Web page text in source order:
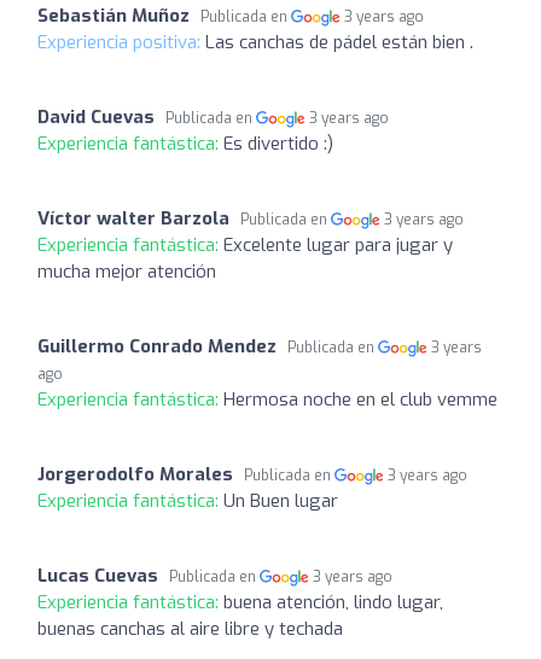
Sebastián Muñoz Publicada en 3 years ago
Experiencia positiva: Las canchas de pádel están bien .
David Cuevas Publicada en 3 years ago
Experiencia fantástica: Es divertido :)
Víctor walter Barzola Publicada en 3 years ago
Experiencia fantástica: Excelente lugar para jugar y
mucha mejor atención
Guillermo Conrado Mendez Publicada en
3 years
ago
Experiencia fantástica: Hermosa noche en el club vemme
Jorgerodolfo Morales Publicada en 3 years ago
Experiencia fantástica: Un Buen lugar
Lucas Cuevas Publicada en 3 years ago
Experiencia fantástica: buena atención, lindo lugar,
buenas canchas al aire libre y techada